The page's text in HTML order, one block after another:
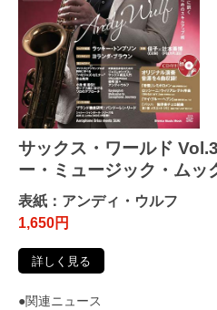
サックス・ワールド
ー・ミュージック・ムッ
表紙：アンディ・ウルフ
1,650円
詳しく見る
●関連ニュース